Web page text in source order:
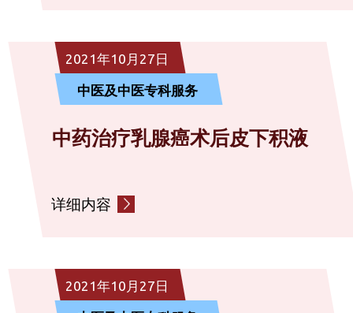
2021年10月27日
中医及中医专科服务
中药治疗乳腺癌术后皮下积液
详细内容
2021年10月27日